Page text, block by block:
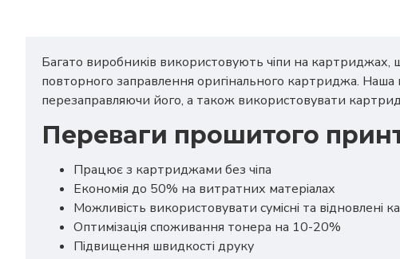
Багато виробників використовують чіпи на картриджах,
повторного заправлення оригінального картриджа.
перезаправляючи його, а також використовувати
Переваги прошитого
Працює з картриджами без чіпа
Економія до 50% на витратних матеріалах
Можливість використовувати сумісні та відновлені
Оптимізація споживання тонера на 10-20%
Підвищення швидкості друку